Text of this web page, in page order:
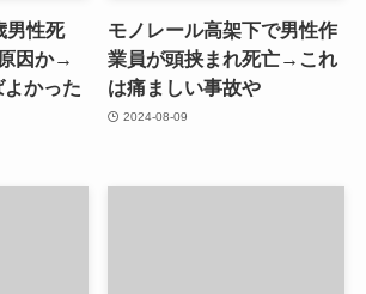
男性死
因か→
かった
モノレール高架下で男性作
業員が頭挟まれ死亡→これ
は痛ましい事故や
2024-08-09